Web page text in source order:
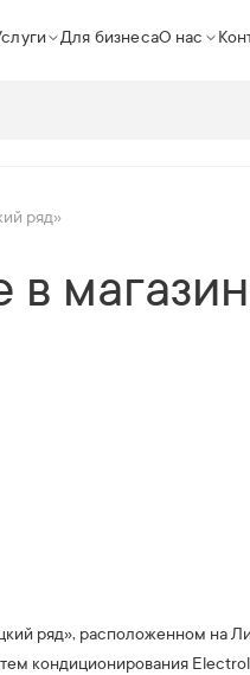
Для бизнесаО нас
ряд»
ряд», расположенном на
кондиционирования